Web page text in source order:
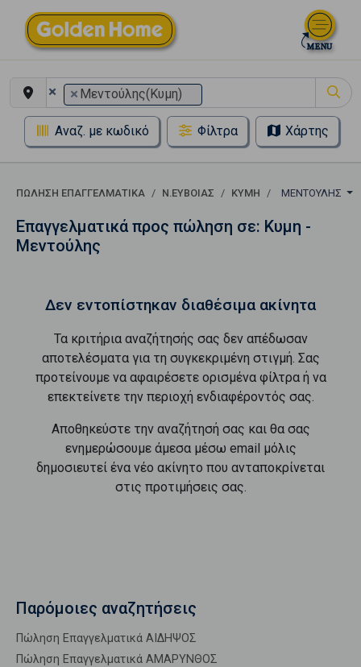
× × Μεντούλης(Κυμη)
Αναζ. με κωδικό Φίλτρα Χάρτης
ΠΏΛΗΣΗ ΕΠΑΓΓΕΛΜΑΤΙΚΆ Ν.ΕΥΒΟΙΑΣ ΚΥΜΗ ΜΕΝΤΟΎΛΗΣ
Επαγγελματικά προς πώληση σε: Κυμη -
Μεντούλης
Δεν εντοπίστηκαν διαθέσιμα ακίνητα
Τα κριτήρια αναζήτησής σας δεν απέδωσαν
αποτελέσματα για τη συγκεκριμένη στιγμή. Σας
προτείνουμε να αφαιρέσετε ορισμένα φίλτρα ή να
επεκτείνετε την περιοχή ενδιαφέροντός σας.
Αποθηκεύστε την αναζήτησή σας και θα σας
ενημερώσουμε άμεσα μέσω email μόλις
δημοσιευτεί ένα νέο ακίνητο που ανταποκρίνεται
στις προτιμήσεις σας.
Παρόμοιες αναζητήσεις
Πώληση Επαγγελματικά ΑΙΔΗΨΟΣ
Πώληση Επαγγελματικά ΑΜΑΡΥΝΘΟΣ